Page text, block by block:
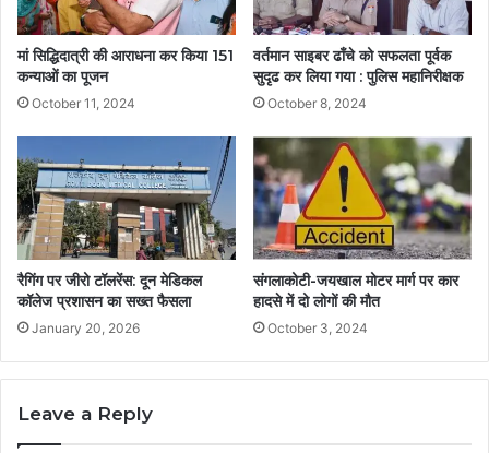
मां सिद्धिदात्री की आराधना कर किया 151
कन्याओं का पूजन
October 11, 2024
वर्तमान साइबर ढाँचे को सफलता पूर्वक
सुदृढ कर लिया गया : पुलिस महानिरीक्षक
October 8, 2024
रैगिंग पर जीरो टॉलरेंस: दून मेडिकल
कॉलेज प्रशासन का सख्त फैसला
January 20, 2026
संगलाकोटी-जयखाल मोटर मार्ग पर कार
हादसे में दो लोगों की मौत
October 3, 2024
Leave a Reply